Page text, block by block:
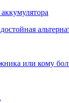
или кому